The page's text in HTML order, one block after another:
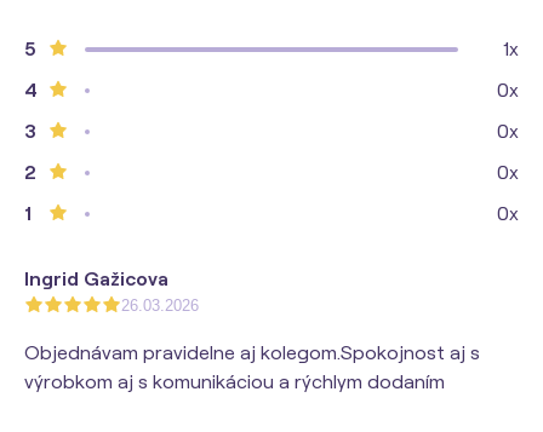
5
1x
4
0x
3
0x
2
0x
1
0x
Ingrid Gažicova
26.03.2026
Objednávam pravidelne aj kolegom.Spokojnost aj s
výrobkom aj s komunikáciou a rýchlym dodaním